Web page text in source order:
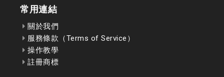
常用連結
關於我們
服務條款（Terms of Service）
操作教學
註冊商標